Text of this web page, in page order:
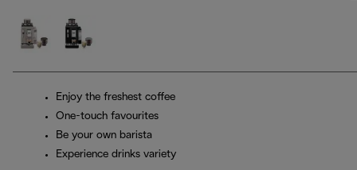
Enjoy the freshest coffee
One-touch favourites
Be your own barista
Experience drinks variety